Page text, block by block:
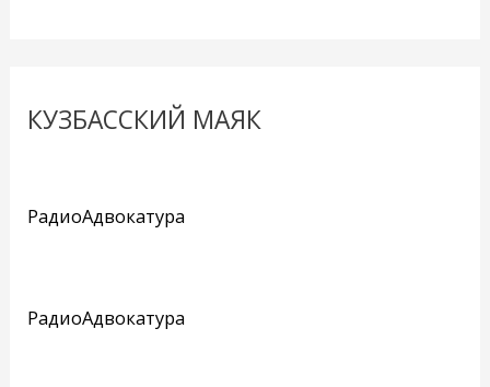
КУЗБАССКИЙ МАЯК
РадиоАдвокатура
РадиоАдвокатура